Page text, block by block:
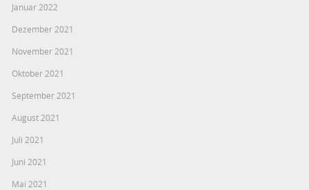
Januar 2022
Dezember 2021
November 2021
Oktober 2021
September 2021
August 2021
Juli 2021
Juni 2021
Mai 2021